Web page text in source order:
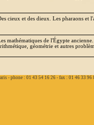
cieux et des dieux. Les pharaons et
mathématiques de l'Égypte
géométrie et autres
- phone : 01 43 54 16 26 - fax : 01 46 33